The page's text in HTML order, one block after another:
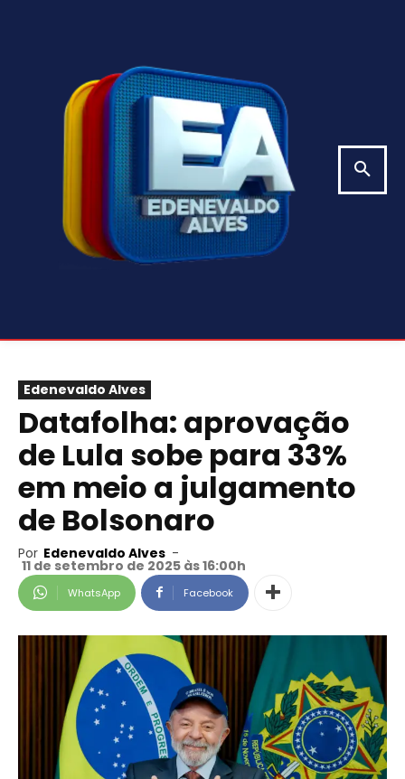
Edenevaldo Alves
Datafolha: aprovação
de Lula sobe para 33%
em meio a julgamento
de Bolsonaro
Por Edenevaldo Alves -
11 de setembro de 2025 às 16:00h
WhatsApp Facebook